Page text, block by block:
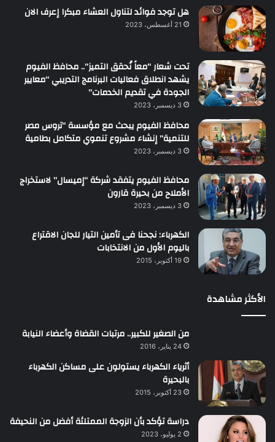
هل توجد فوائد لتناول العشاء مبكرا إعرف الان
21 أغسطس، 2023
تحت شعار “معاً نُحقق التميز”.. محافظ الفيوم
يشهد انطلاق فعاليات البرنامج التدريبي “معايير
الجودة في تقديم الخدمات”
3 ديسمبر، 2023
محافظ الفيوم يبحث مع مؤسسة “تروس مصر
للتنمية” إنشاء مشروع تنموي متكامل بطامية
3 ديسمبر، 2023
محافظ الفيوم يتفقد شركة “إميسال” لاستخراج
الأملاح من بحيرة قارون
3 ديسمبر، 2023
الكهرباء: نجحنا فى تأمين التيار للجان الاقتراع
باليوم الأول من الانتخابات
19 أكتوبر، 2015
الأكثر مشاهدة
من الصغير للكبير.. مرتبات القضاة وأعضاء النيابة
24 يناير، 2016
أثرياء الكهرباء يستولون على مساكن الكهرباء
بالبحيرة
23 أكتوبر، 2015
دراسة تؤكد بأن الزوجة الممتلئة أفضل من النحيفة
2 يوليو، 2023